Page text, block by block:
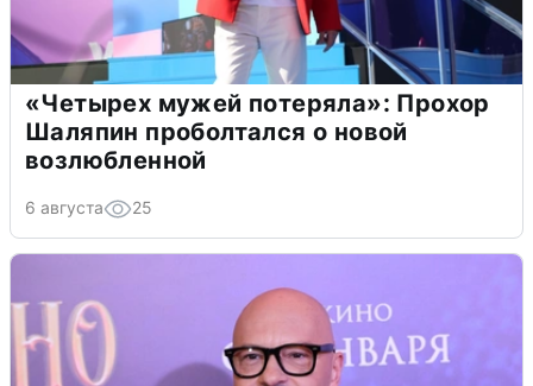
«Четырех мужей потеряла»: Прохор
Шаляпин проболтался о новой
возлюбленной
6 августа 25